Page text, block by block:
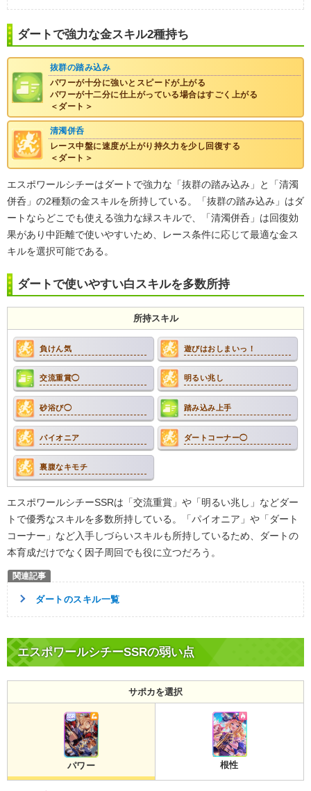
ダートで強力な金スキル2種持ち
抜群の踏み込み
パワーが十分に強いとスピードが上がる
パワーが十二分に仕上がっている場合はすごく上がる
＜ダート＞
清濁併呑
レース中盤に速度が上がり持久力を少し回復する
＜ダート＞
エスポワールシチーはダートで強力な「抜群の踏み込み」と「清濁
併呑」の2種類の金スキルを所持している。「抜群の踏み込み」はダ
ートならどこでも使える強力な緑スキルで、「清濁併呑」は回復効
果があり中距離で使いやすいため、レース条件に応じて最適な金ス
キルを選択可能である。
ダートで使いやすい白スキルを多数所持
所持スキル
負けん気 遊びはおしまいっ！
交流重賞◯ 明るい兆し
砂浴び◯ 踏み込み上手
パイオニア ダートコーナー◯
裏腹なキモチ
エスポワールシチーSSRは「交流重賞」や「明るい兆し」などダー
トで優秀なスキルを多数所持している。「パイオニア」や「ダート
コーナー」など入手しづらいスキルも所持しているため、ダートの
本育成だけでなく因子周回でも役に立つだろう。
ダートのスキル一覧
エスポワールシチーSSRの弱い点
サポカを選択
パワー 根性